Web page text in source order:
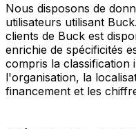
Nous disposons de
utilisateurs utilisant
clients de Buck est
enrichie de spécificités
compris la classification
l'organisation, la
financement et les